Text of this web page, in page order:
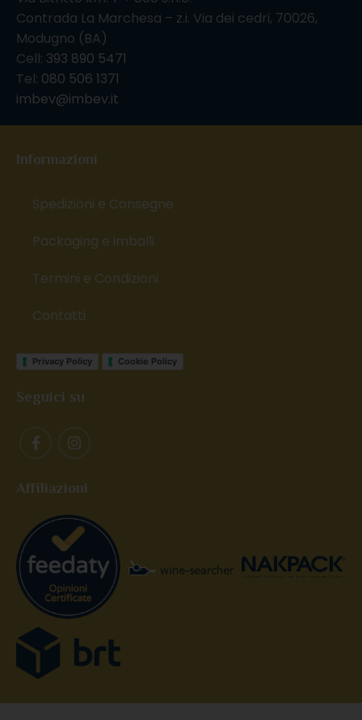
Contrada La Marchesa – z.i. Via dei cedri, 70026,
Modugno (BA)
Cell: 393 890 5471
Tel: 080 506 1371
imbev@imbev.it
Informazioni
Spedizioni e Consegne
Packaging e imballi
Termini e Condizioni
Contatti
Privacy Policy Cookie Policy
Seguici su
Affiliazioni